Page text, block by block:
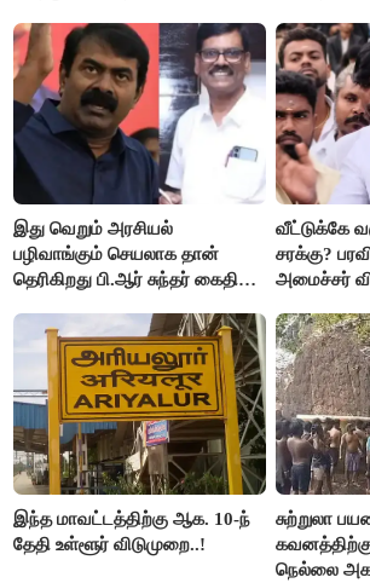
இது வெறும் அரசியல்
பழிவாங்கும் செயலாக தான்
தெரிகிறது பி.ஆர் சுந்தர் கைதிற்கு
வீட்டுக்கே
சரக்கு?
அமைச்சர்
இந்த மாவட்டத்திற்கு ஆக. 10-ந்
தேதி உள்ளூர் விடுமுறை..!
சுற்றுலா
நெல்லை